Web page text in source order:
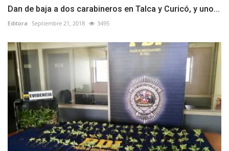
Dan de baja a dos carabineros en Talca y Curicó, y uno...
Editora Septiembre 21, 2018 3495